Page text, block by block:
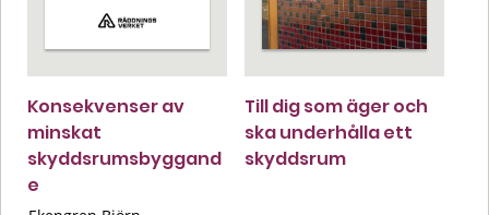
Konsekvenser av
minskat
skyddsrumsbyggand
e
Till dig som äger och
ska underhålla ett
skyddsrum